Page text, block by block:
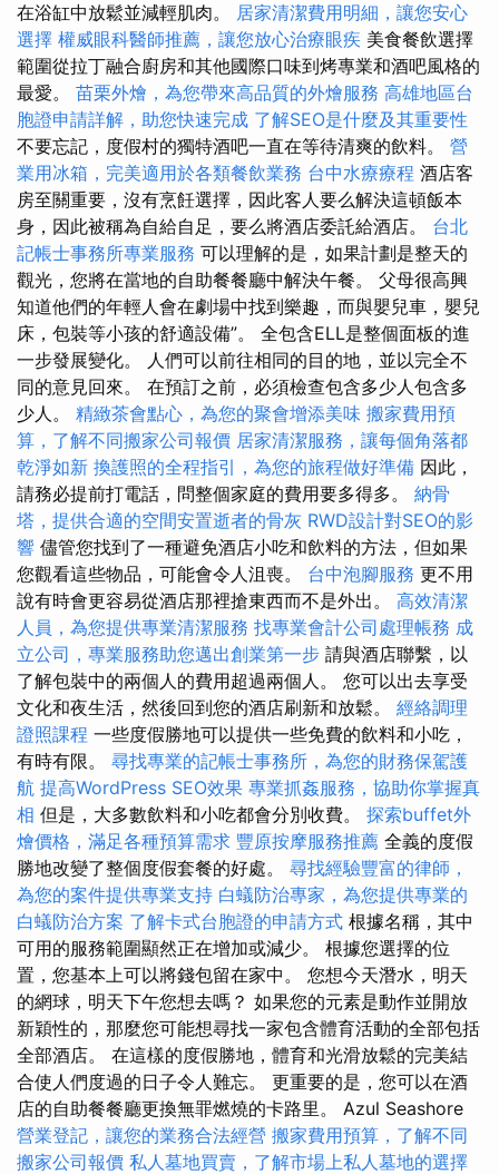
在浴缸中放鬆並減輕肌肉。 居家清潔費用明細，讓您安心
選擇 權威眼科醫師推薦，讓您放心治療眼疾 美食餐飲選擇
範圍從拉丁融合廚房和其他國際口味到烤專業和酒吧風格的
最愛。 苗栗外燴，為您帶來高品質的外燴服務 高雄地區台
胞證申請詳解，助您快速完成 了解SEO是什麼及其重要性
不要忘記，度假村的獨特酒吧一直在等待清爽的飲料。 營
業用冰箱，完美適用於各類餐飲業務 台中水療療程 酒店客
房至關重要，沒有烹飪選擇，因此客人要么解決這頓飯本
身，因此被稱為自給自足，要么將酒店委託給酒店。 台北
記帳士事務所專業服務 可以理解的是，如果計劃是整天的
觀光，您將在當地的自助餐餐廳中解決午餐。 父母很高興
知道他們的年輕人會在劇場中找到樂趣，而與嬰兒車，嬰兒
床，包裝等小孩的舒適設備”。 全包含ELL是整個面板的進
一步發展變化。 人們可以前往相同的目的地，並以完全不
同的意見回來。 在預訂之前，必須檢查包含多少人包含多
少人。 精緻茶會點心，為您的聚會增添美味 搬家費用預
算，了解不同搬家公司報價 居家清潔服務，讓每個角落都
乾淨如新 換護照的全程指引，為您的旅程做好準備 因此，
請務必提前打電話，問整個家庭的費用要多得多。 納骨
塔，提供合適的空間安置逝者的骨灰 RWD設計對SEO的影
響 儘管您找到了一種避免酒店小吃和飲料的方法，但如果
您觀看這些物品，可能會令人沮喪。 台中泡腳服務 更不用
說有時會更容易從酒店那裡搶東西而不是外出。 高效清潔
人員，為您提供專業清潔服務 找專業會計公司處理帳務 成
立公司，專業服務助您邁出創業第一步 請與酒店聯繫，以
了解包裝中的兩個人的費用超過兩個人。 您可以出去享受
文化和夜生活，然後回到您的酒店刷新和放鬆。 經絡調理
證照課程 一些度假勝地可以提供一些免費的飲料和小吃，
有時有限。 尋找專業的記帳士事務所，為您的財務保駕護
航 提高WordPress SEO效果 專業抓姦服務，協助你掌握真
相 但是，大多數飲料和小吃都會分別收費。 探索buffet外
燴價格，滿足各種預算需求 豐原按摩服務推薦 全義的度假
勝地改變了整個度假套餐的好處。 尋找經驗豐富的律師，
為您的案件提供專業支持 白蟻防治專家，為您提供專業的
白蟻防治方案 了解卡式台胞證的申請方式 根據名稱，其中
可用的服務範圍顯然正在增加或減少。 根據您選擇的位
置，您基本上可以將錢包留在家中。 您想今天潛水，明天
的網球，明天下午您想去嗎？ 如果您的元素是動作並開放
新穎性的，那麼您可能想尋找一家包含體育活動的全部包括
全部酒店。 在這樣的度假勝地，體育和光滑放鬆的完美結
合使人們度過的日子令人難忘。 更重要的是，您可以在酒
店的自助餐餐廳更換無罪燃燒的卡路里。 Azul Seashore
營業登記，讓您的業務合法經營 搬家費用預算，了解不同
搬家公司報價 私人墓地買賣，了解市場上私人墓地的選擇